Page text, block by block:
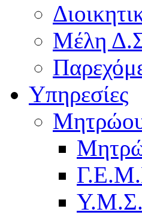
Μέλη
Υπηρεσίες
Υ.Μ.Σ.